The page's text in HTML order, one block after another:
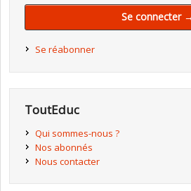
Se connecter →
Se réabonner
ToutEduc
Qui sommes-nous ?
Nos abonnés
Nous contacter